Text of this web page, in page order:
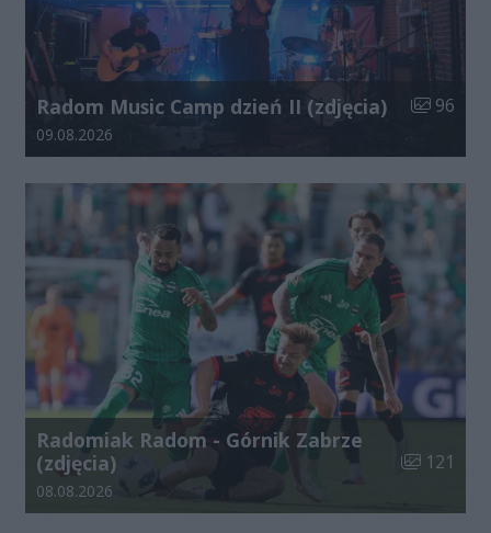
Radom Music Camp dzień II (zdjęcia) Liczba
96
Data dodania galerii:
09.08.2026
Radomiak Radom - Górnik Zabrze
(zdjęcia)
Liczba
121
Data dodania galerii:
08.08.2026